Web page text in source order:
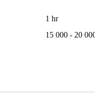
1 hr
000
15 000 - 20